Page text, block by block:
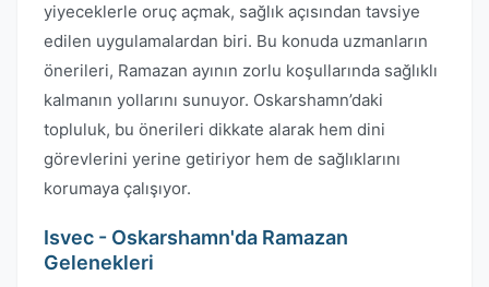
yiyeceklerle oruç açmak, sağlık açısından tavsiye
edilen uygulamalardan biri. Bu konuda uzmanların
önerileri, Ramazan ayının zorlu koşullarında sağlıklı
kalmanın yollarını sunuyor. Oskarshamn’daki
topluluk, bu önerileri dikkate alarak hem dini
görevlerini yerine getiriyor hem de sağlıklarını
korumaya çalışıyor.
Isvec - Oskarshamn'da Ramazan
Gelenekleri